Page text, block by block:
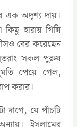
এক অদৃশ্য দায়।
হারায় গিন্নি
বের করেছেন
সুতরাং সকল পুরুষ
পেয়ে গেল,
করার।
দাগে, যে পাঁচটি